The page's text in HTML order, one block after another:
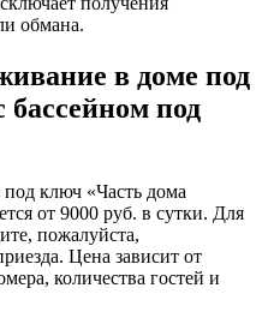
обмана.
в доме под
под
ключ «Часть дома
от 9000 руб. в сутки. Для
пожалуйста,
Цена зависит от
количества гостей и